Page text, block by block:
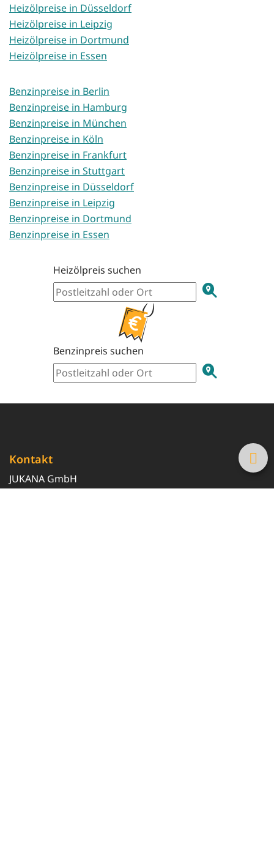
Heizölpreise in Düsseldorf
Heizölpreise in Leipzig
Heizölpreise in Dortmund
Heizölpreise in Essen
Benzinpreise in Berlin
Benzinpreise in Hamburg
Benzinpreise in München
Benzinpreise in Köln
Benzinpreise in Frankfurt
Benzinpreise in Stuttgart
Benzinpreise in Düsseldorf
Benzinpreise in Leipzig
Benzinpreise in Dortmund
Benzinpreise in Essen
Heizölpreis suchen
Benzinpreis suchen
Kontakt
JUKANA GmbH